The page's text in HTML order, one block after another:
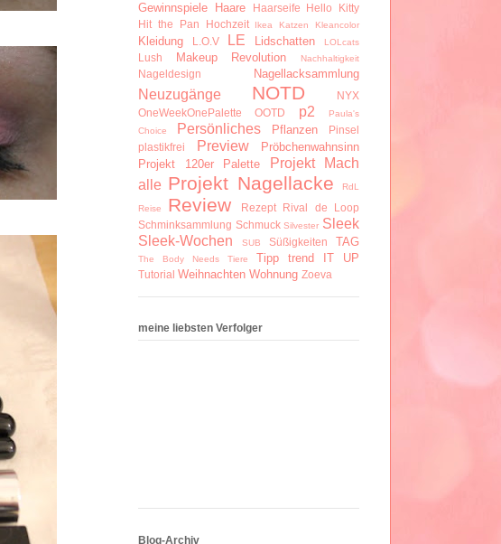
Gewinnspiele
Haare Haarseife
Hello Kitty
Hit the Pan
Hochzeit Ikea Katzen Kleancolor
Kleidung L.O.V LE Lidschatten LOLcats
Lush Makeup Revolution Nachhaltigkeit
Nageldesign Nagellacksammlung
Neuzugänge NOTD
NYX
OneWeekOnePalette
OOTD p2
Paula's
Choice
Persönliches Pflanzen
Pinsel
plastikfrei
Preview
Pröbchenwahnsinn
Projekt 120er Palette
Projekt Mach
alle Projekt Nagellacke RdL
Reise Review Rezept
Rival de Loop
Schminksammlung Schmuck Silvester Sleek
Sleek-Wochen
SUB Süßigkeiten TAG
The Body Needs Tiere Tipp trend IT UP
Tutorial Weihnachten Wohnung Zoeva
meine liebsten Verfolger
Blog-Archiv